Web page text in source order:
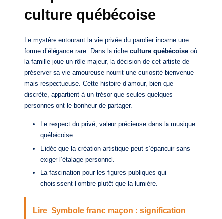
culture québécoise
Le mystère entourant la vie privée du parolier incarne une
forme d’élégance rare. Dans la riche culture québécoise où
la famille joue un rôle majeur, la décision de cet artiste de
préserver sa vie amoureuse nourrit une curiosité bienvenue
mais respectueuse. Cette histoire d’amour, bien que
discrète, appartient à un trésor que seules quelques
personnes ont le bonheur de partager.
Le respect du privé, valeur précieuse dans la musique
québécoise.
L’idée que la création artistique peut s’épanouir sans
exiger l’étalage personnel.
La fascination pour les figures publiques qui
choisissent l’ombre plutôt que la lumière.
Lire Symbole franc maçon : signification